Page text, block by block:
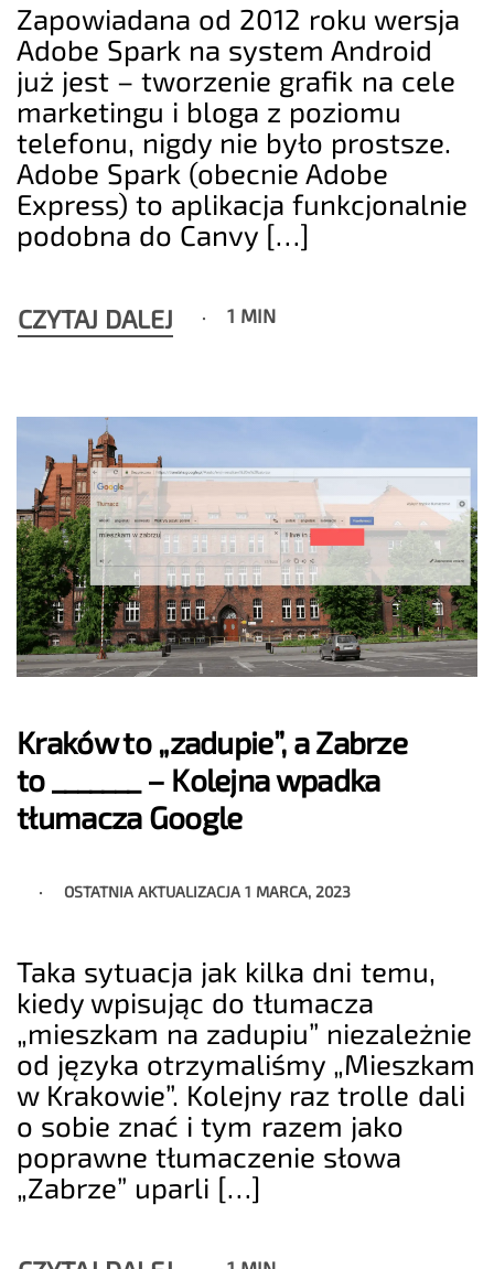
Zapowiadana od 2012 roku wersja
Adobe Spark na system Android
już jest – tworzenie grafik na cele
marketingu i bloga z poziomu
telefonu, nigdy nie było prostsze.
Adobe Spark (obecnie Adobe
Express) to aplikacja funkcjonalnie
podobna do Canvy […]
CZYTAJ DALEJ 1 MIN
Kraków to „zadupie”, a Zabrze
to _______ – Kolejna wpadka
tłumacza Google
OSTATNIA AKTUALIZACJA1 MARCA, 2023
Taka sytuacja jak kilka dni temu,
kiedy wpisując do tłumacza
„mieszkam na zadupiu” niezależnie
od języka otrzymaliśmy „Mieszkam
w Krakowie”. Kolejny raz trolle dali
o sobie znać i tym razem jako
poprawne tłumaczenie słowa
„Zabrze” uparli […]